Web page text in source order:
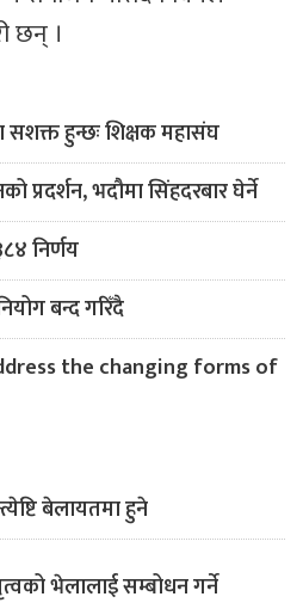
छन् ।
हुन्छः शिक्षक महासंघ
भदौमा सिंहदरबार घेर्ने
निर्णय
बन्द गरिँदै
the changing forms of
बेलायतमा हुने
भेलालाई सम्बोधन गर्ने